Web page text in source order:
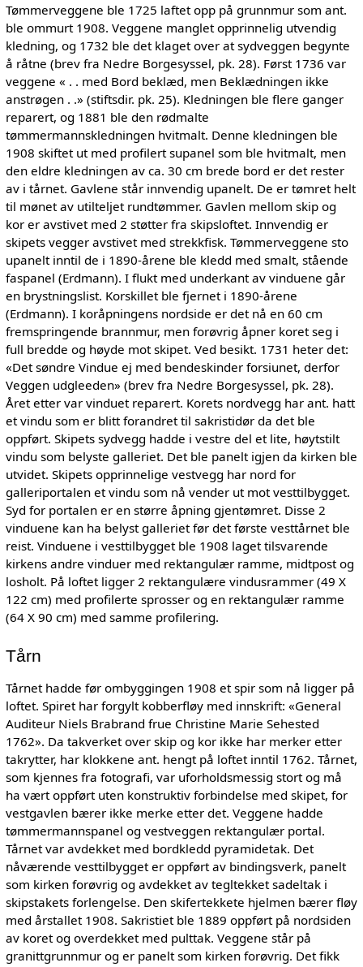
Tømmerveggene ble 1725 laftet opp på grunnmur som ant.
ble ommurt 1908. Veggene manglet opprinnelig utvendig
kledning, og 1732 ble det klaget over at sydveggen begynte
å råtne (brev fra Nedre Borgesyssel, pk. 28). Først 1736 var
veggene « . . med Bord beklæd, men Beklædningen ikke
anstrøgen . .» (stiftsdir. pk. 25). Kledningen ble flere ganger
reparert, og 1881 ble den rødmalte
tømmermannskledningen hvitmalt. Denne kledningen ble
1908 skiftet ut med profilert supanel som ble hvitmalt, men
den eldre kledningen av ca. 30 cm brede bord er det rester
av i tårnet. Gavlene står innvendig upanelt. De er tømret helt
til mønet av utilteljet rundtømmer. Gavlen mellom skip og
kor er avstivet med 2 støtter fra skipsloftet. Innvendig er
skipets vegger avstivet med strekkfisk. Tømmerveggene sto
upanelt inntil de i 1890-årene ble kledd med smalt, stående
faspanel (Erdmann). I flukt med underkant av vinduene går
en brystningslist. Korskillet ble fjernet i 1890-årene
(Erdmann). I koråpningens nordside er det nå en 60 cm
fremspringende brannmur, men forøvrig åpner koret seg i
full bredde og høyde mot skipet. Ved besikt. 1731 heter det:
«Det søndre Vindue ej med bendeskinder forsiunet, derfor
Veggen udgleeden» (brev fra Nedre Borgesyssel, pk. 28).
Året etter var vinduet reparert. Korets nordvegg har ant. hatt
et vindu som er blitt forandret til sakristidør da det ble
oppført. Skipets sydvegg hadde i vestre del et lite, høytstilt
vindu som belyste galleriet. Det ble panelt igjen da kirken ble
utvidet. Skipets opprinnelige vestvegg har nord for
galleriportalen et vindu som nå vender ut mot vesttilbygget.
Syd for portalen er en større åpning gjentømret. Disse 2
vinduene kan ha belyst galleriet før det første vesttårnet ble
reist. Vinduene i vesttilbygget ble 1908 laget tilsvarende
kirkens andre vinduer med rektangulær ramme, midtpost og
losholt. På loftet ligger 2 rektangulære vindusrammer (49 X
122 cm) med profilerte sprosser og en rektangulær ramme
(64 X 90 cm) med samme profilering.
Tårn
Tårnet hadde før ombyggingen 1908 et spir som nå ligger på
loftet. Spiret har forgylt kobberfløy med innskrift: «General
Auditeur Niels Brabrand frue Christine Marie Sehested
1762». Da takverket over skip og kor ikke har merker etter
takrytter, har klokkene ant. hengt på loftet inntil 1762. Tårnet,
som kjennes fra fotografi, var uforholdsmessig stort og må
ha vært oppført uten konstruktiv forbindelse med skipet, for
vestgavlen bærer ikke merke etter det. Veggene hadde
tømmermannspanel og vestveggen rektangulær portal.
Tårnet var avdekket med bordkledd pyramidetak. Det
nåværende vesttilbygget er oppført av bindingsverk, panelt
som kirken forøvrig og avdekket av tegltekket sadeltak i
skipstakets forlengelse. Den skifertekkete hjelmen bærer fløy
med årstallet 1908. Sakristiet ble 1889 oppført på nordsiden
av koret og overdekket med pulttak. Veggene står på
granittgrunnmur og er panelt som kirken forøvrig. Det fikk